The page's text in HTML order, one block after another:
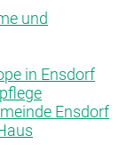
und
in Ensdorf
Ensdorf